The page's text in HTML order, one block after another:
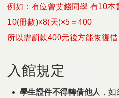
例如：有位曾艾錢同學 有10本
10(冊數)×8(天)×5＝400
所以需罰款400元後方能恢復借
入館規定
學生證件不得轉借他人 ，